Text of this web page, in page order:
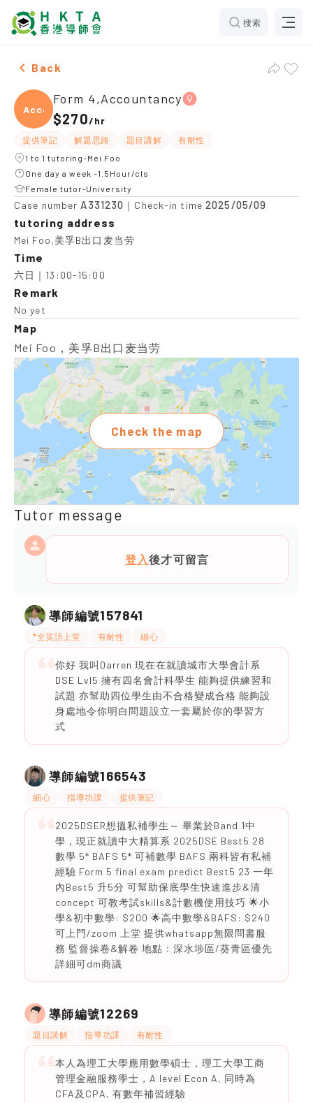
搜索
Two Females Form 4,Accountancy，Mei Foo Tuition
Back
Accou
Form 4,Accountancy
$270/hr
提供筆記 解題思路 題目講解
有耐性
1 to 1 tutoring-Mei Foo
One day a week -1.5Hour/cls
Female tutor-University
Case number A331230 ｜Check-in time2025/05/09
tutoring address
Mei Foo,美孚B出口麦当劳
Time
六日｜13:00-15:00
Remark
No yet
Map
Mei Foo，美孚B出口麦当劳
Check the map
Tutor message
登入後才可留言
導師編號157841
*全英語上堂 有耐性 細心
你好 我叫Darren 現在在就讀城市大學會計系
DSE Lvl5 擁有四名會計科學生 能夠提供練習和
試題 亦幫助四位學生由不合格變成合格 能夠設
身處地令你明白問題設立一套屬於你的學習方
式
導師編號166543
細心 指導功課 提供筆記
2025DSER想搵私補學生～ 畢業於Band 1中
學，現正就讀中大精算系 2025DSE Best5 28
數學 5* BAFS 5* 可補數學 BAFS 兩科皆有私補
經驗 Form 5 final exam predict Best5 23 一年
內Best5 升5分 可幫助保底學生快速進步&清
concept 可教考試skills&計數機使用技巧 🌟小
學&初中數學: $200 🌟高中數學&BAFS: $240
可上門/zoom 上堂 提供whatsapp無限問書服
務 監督操卷&解卷 地點：深水埗區/葵青區優先
詳細可dm商議
導師編號12269
題目講解 指導功課 有耐性
本人為理工大學應用數學碩士，理工大學工商
管理金融服務學士，A level Econ A, 同時為
CFA及CPA, 有數年補習經驗